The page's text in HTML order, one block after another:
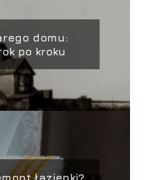
domu:
po kroku
łazienki?